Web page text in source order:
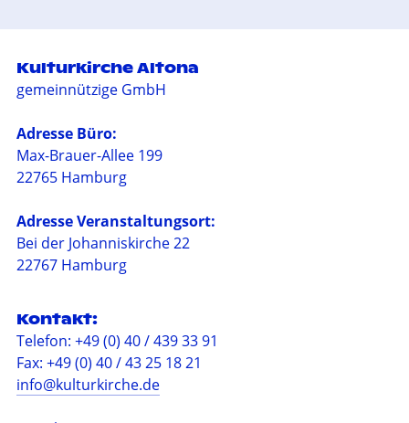
Kulturkirche Altona
gemeinnützige GmbH
Adresse Büro:
Max-Brauer-Allee 199
22765 Hamburg
Adresse Veranstaltungsort:
Bei der Johanniskirche 22
22767 Hamburg
Kontakt:
Telefon: +49 (0) 40 / 439 33 91
Fax: +49 (0) 40 / 43 25 18 21
info@kulturkirche.de